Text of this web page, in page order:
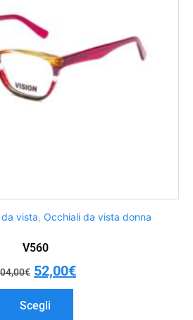
vista, Occhiali da vista donna
V560
€ 52,00€
Scegli